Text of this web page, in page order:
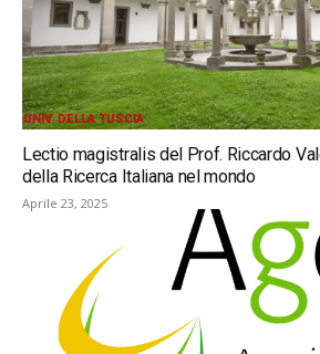
UNIV. DELLA TUSCIA
Lectio magistralis del Prof. Riccardo
della Ricerca Italiana nel mondo
Aprile 23, 2025